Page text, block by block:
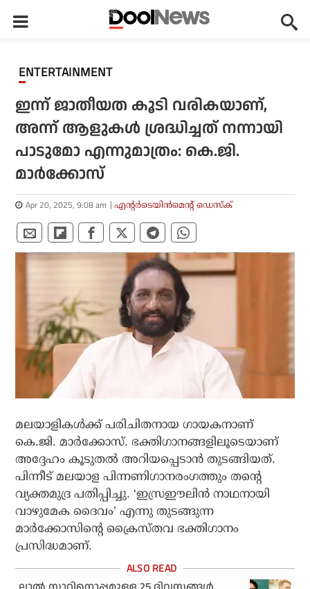
ENTERTAINMENT
ഇന്ന് ജാതീയത കൂടി വരികയാണ്,
അന്ന് ആളുകള്‍ ശ്രദ്ധിച്ചത് നന്നായി
പാടുമോ എന്നുമാത്രം: കെ.ജി.
മാര്‍ക്കോസ്
Apr 20, 2025, 9:08 am എന്റര്‍ടെയിന്‍മെന്റ് ഡെസ്‌ക്
മലയാളികള്‍ക്ക് പരിചിതനായ ഗായകനാണ്
കെ.ജി. മാര്‍ക്കോസ്. ഭക്തിഗാനങ്ങളിലൂടെയാണ്
അദ്ദേഹം കൂടുതല്‍ അറിയപ്പെടാന്‍ തുടങ്ങിയത്.
പിന്നീട് മലയാള പിന്നണിഗാനരംഗത്തും തന്റെ
വ്യക്തമുദ്ര പതിപ്പിച്ചു. ‘ഇസ്രഈലിന് നാഥനായി
വാഴുമേക ദൈവം’ എന്നു തുടങ്ങുന്ന
മാര്‍ക്കോസിന്റെ ക്രൈസ്തവ ഭക്തിഗാനം
പ്രസിദ്ധമാണ്.